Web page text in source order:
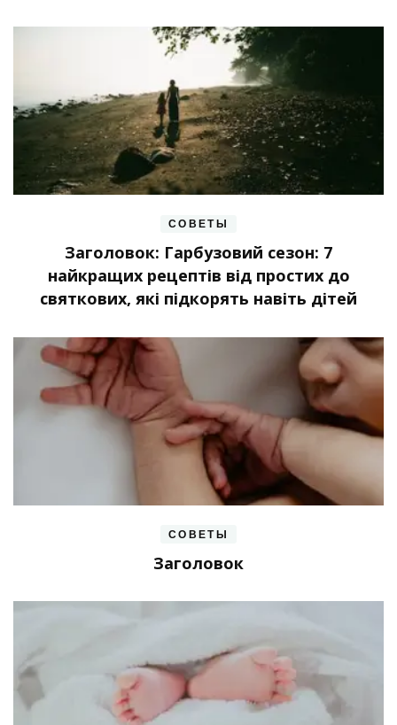
СОВЕТЫ
Заголовок: Гарбузовий сезон: 7
найкращих рецептів від простих до
святкових, які підкорять навіть дітей
СОВЕТЫ
Заголовок